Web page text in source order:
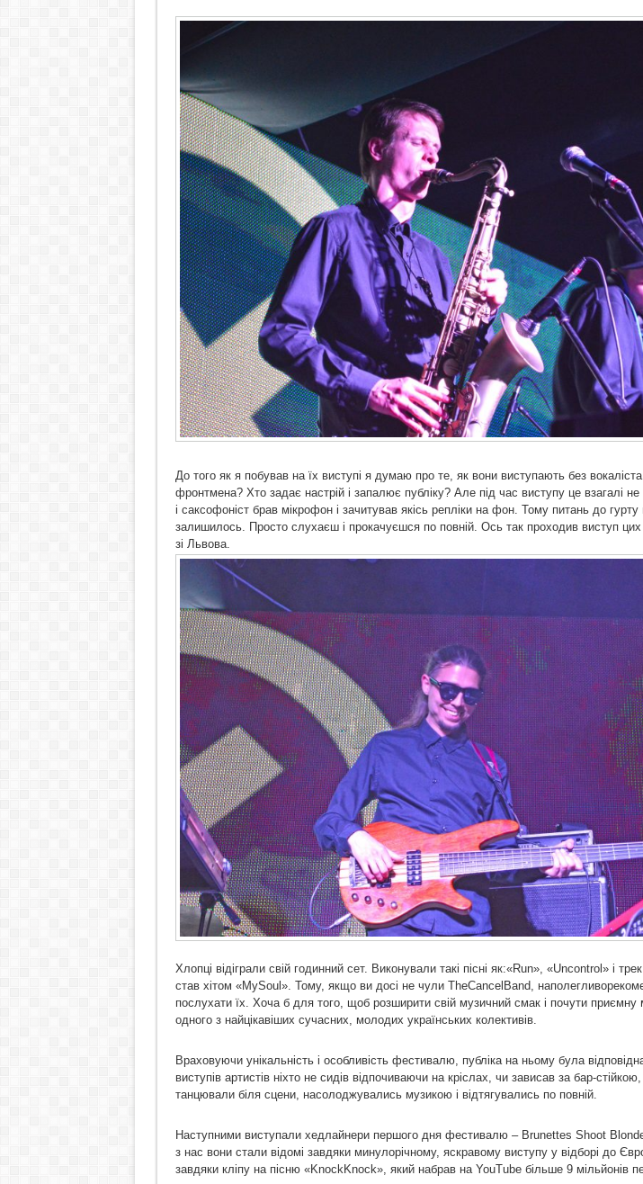
До того як я побував на їх виступі я думаю про те, як вони виступають без
фронтмена? Хто задає настрій і запалює публіку? Але під час виступу це взагалі не
і саксофоніст брав мікрофон і зачитував якісь репліки на фон. Тому питань до
залишилось. Просто слухаєш і прокачуєшся по повній. Ось так проходив виступ цих
зі Львова.
Хлопці відіграли свій годинний сет. Виконували такі пісні як:«Run», «Uncontrol» і
став хітом «MySoul». Тому, якщо ви досі не чули TheCancelBand,
послухати їх. Хоча б для того, щоб розширити свій музичний смак і почути приємну
одного з найцікавіших сучасних, молодих українських колективів.
Враховуючи унікальність і особливість фестивалю, публіка на ньому була
виступів артистів ніхто не сидів відпочиваючи на кріслах, чи зависав за бар-
танцювали біля сцени, насолоджувались музикою і відтягувались по повній.
Наступними виступали хедлайнери першого дня фестивалю – Brunettes Shoot
з нас вони стали відомі завдяки минулорічному, яскравому виступу у відборі до
завдяки кліпу на пісню «KnockKnock», який набрав на YouTube більше 9 мільйонів